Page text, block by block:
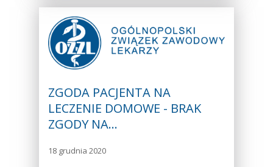
ZGODA PACJENTA NA
LECZENIE DOMOWE - BRAK
ZGODY NA…
18 grudnia 2020